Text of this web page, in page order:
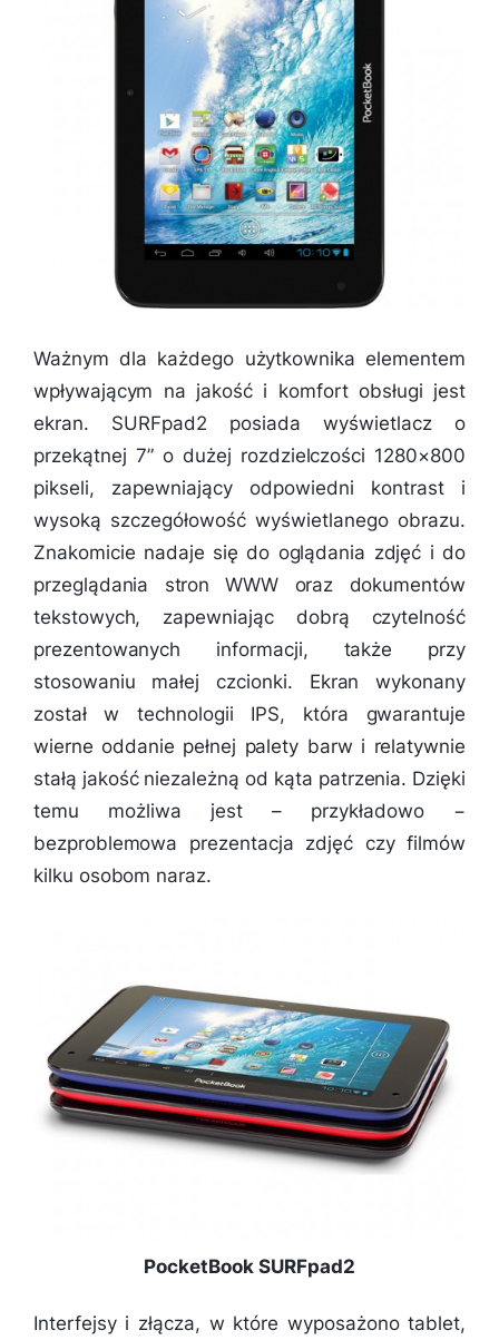
Ważnym dla każdego użytkownika elementem
wpływającym na jakość i komfort obsługi jest
ekran. SURFpad2 posiada wyświetlacz o
przekątnej 7” o dużej rozdzielczości 1280×800
pikseli, zapewniający odpowiedni kontrast i
wysoką szczegółowość wyświetlanego obrazu.
Znakomicie nadaje się do oglądania zdjęć i do
przeglądania stron WWW oraz dokumentów
tekstowych, zapewniając dobrą czytelność
prezentowanych informacji, także przy
stosowaniu małej czcionki. Ekran wykonany
został w technologii IPS, która gwarantuje
wierne oddanie pełnej palety barw i relatywnie
stałą jakość niezależną od kąta patrzenia. Dzięki
temu możliwa jest – przykładowo −
bezproblemowa prezentacja zdjęć czy filmów
kilku osobom naraz.
PocketBook SURFpad2
Interfejsy i złącza, w które wyposażono tablet,